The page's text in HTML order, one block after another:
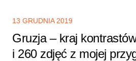
13 GRUDNIA 2019
Gruzja – kraj
i 260 zdjęć z mojej